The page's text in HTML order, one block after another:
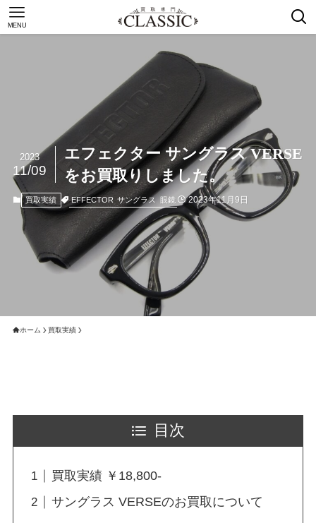
MENU
エフェクター サングラス VERSE
をお買取りしました。
2023
11/09
買取実績 EFFECTOR サングラス 眼鏡 2023年11月9日
ホーム 買取実績
目次
買取実績 ￥18,800-
サングラス VERSEのお買取について